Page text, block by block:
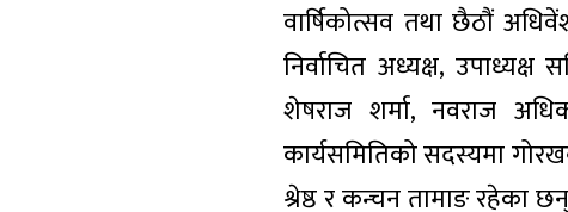
वार्षिकोत्सव तथा छैठौं
निर्वाचित अध्यक्ष,
शेषराज शर्मा, नवराज
कार्यसमितिको सदस्यमा
श्रेष्ठ र कन्चन तामाङ रहेका